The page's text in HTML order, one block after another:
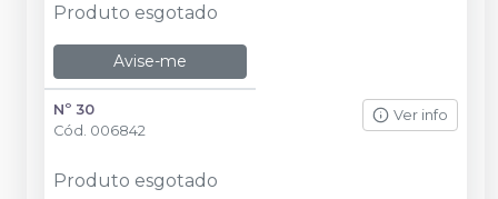
Produto esgotado
Avise-me
Nº 30
Cód. 006842
Ver info
Produto esgotado